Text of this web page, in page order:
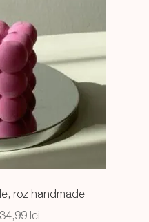
roz handmade
34,99 leiPrețul